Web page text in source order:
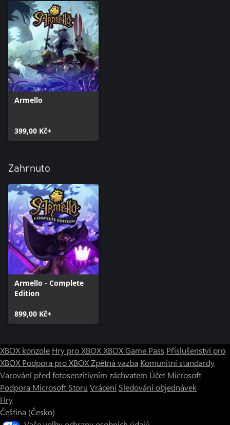
Armello
399,00 Kč+
Zahrnuto
Armello - Complete
Edition
899,00 Kč+
XBOX konzole Hry pro XBOXXBOX Game Pass Příslušenství pro
XBOX Podpora pro XBOXZpětná vazba Komunitní standardy
Varování před fotosenzitivním záchvatem Účet Microsoft
Podpora Microsoft Storu Vrácení Sledování objednávek
Hry
Čeština (Česko)